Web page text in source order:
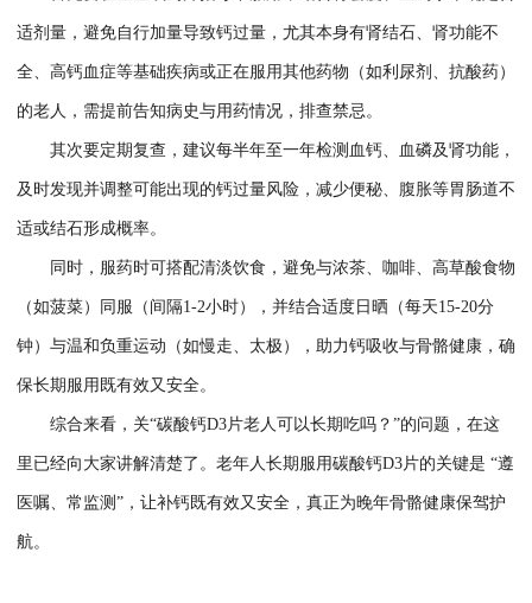
适剂量，避免自行加量导致钙过量，尤其本身有肾结石、肾功能不
全、高钙血症等基础疾病或正在服用其他药物（如利尿剂、抗酸药）
的老人，需提前告知病史与用药情况，排查禁忌。
其次要定期复查，建议每半年至一年检测血钙、血磷及肾功能，
及时发现并调整可能出现的钙过量风险，减少便秘、腹胀等胃肠道不
适或结石形成概率。
同时，服药时可搭配清淡饮食，避免与浓茶、咖啡、高草酸食物
（如菠菜）同服（间隔1-2小时），并结合适度日晒（每天15-20分
钟）与温和负重运动（如慢走、太极），助力钙吸收与骨骼健康，确
保长期服用既有效又安全。
综合来看，关“碳酸钙D3片老人可以长期吃吗？”的问题，在这
里已经向大家讲解清楚了。老年人长期服用碳酸钙D3片的关键是 “遵
医嘱、常监测”，让补钙既有效又安全，真正为晚年骨骼健康保驾护
航。